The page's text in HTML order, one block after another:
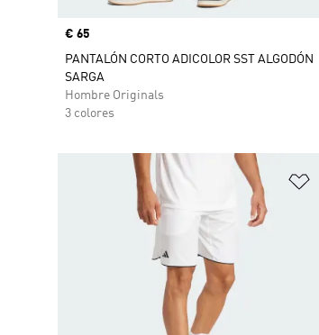
Precio
€ 65
PANTALÓN CORTO ADICOLOR SST ALGODÓN
SARGA
Hombre Originals
3 colores